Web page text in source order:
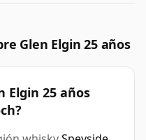
Glen Elgin 25 años
Elgin 25 años